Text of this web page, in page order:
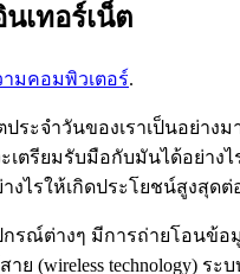
เทอร์เน็ต
มคอมพิวเตอร์.
ำวันของเราเป็นอย่างม
เตรียมรับมือกับมันได้อย่
งไรให้เกิดประโยชน์สูงสุด
รณ์ต่างๆ มีการถ่ายโอนข้
technology) ระ